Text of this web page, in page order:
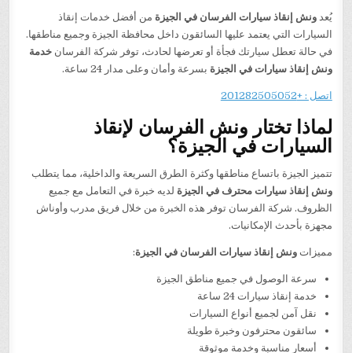
يُعدونش إنقاذ سيارات الفرسان في الجيزة من أفضل خدمات إنقاذ
السيارات التي يعتمد عليها السائقون داخل محافظة الجيزة وجميع مناطقها.
في حالة تعطل سيارتك فجأة أو تعرضها لحادث، توفر شركة الفرسانخدمة
ونش إنقاذ سيارات في الجيزة بسرعة وأمان وعلى مدار 24 ساعة.
اتصل : +201282505052
لماذا تختار ونش الفرسان لإنقاذ
السيارات في الجيزة؟
تتميز الجيزة باتساع مناطقها وكثرة الطرق السريعة والداخلية، مما يتطلب
ونش إنقاذ سيارات محترف في الجيزة لديه خبرة في التعامل مع جميع
الظروف. شركة الفرسان توفر هذه الخبرة من خلال فريق مدرب وأوناش
مجهزة بأحدث الإمكانيات.
مميزاتونش إنقاذ سيارات الفرسان في الجيزة:
سرعة الوصول في جميع مناطق الجيزة
خدمة إنقاذ سيارات 24 ساعة
نقل آمن لجميع أنواع السيارات
سائقون محترفون وخبرة طويلة
أسعار مناسبة وخدمة موثوقة